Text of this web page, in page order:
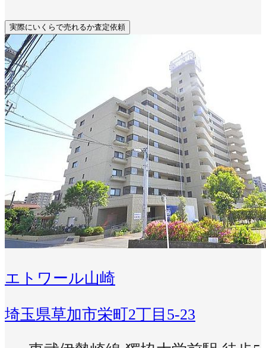
実際にいくらで売れるか査定依頼
エトワール山崎
埼玉県草加市栄町2丁目5-23